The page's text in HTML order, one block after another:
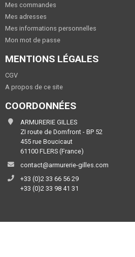
Mes commandes
Mes adresses
Mes informations personnelles
Mon mot de passe
MENTIONS LÉGALES
CGV
A propos de ce site
COORDONNÉES
ARMURERIE GILLES
ZI route de Domfront - BP 52
455 rue Boucicaut
61100 FLERS (France)
contact@armurerie-gilles.com
+33 (0)2 33 66 56 29
+33 (0)2 33 98 41 31